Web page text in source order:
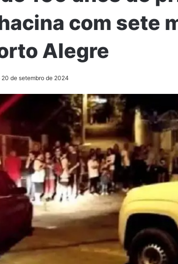
com sete
Alegre
de setembro de 2024